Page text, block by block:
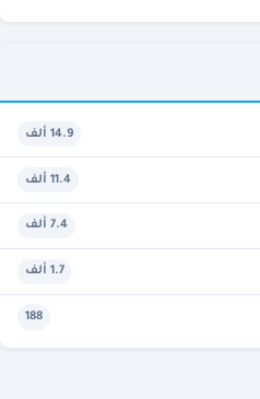
14.9 ألف
11.4 ألف
7.4 ألف
1.7 ألف
188